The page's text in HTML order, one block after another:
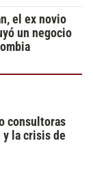
el ex novio
un negocio
consultoras
la crisis de